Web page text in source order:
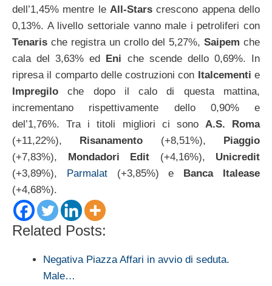
dell’1,45% mentre le All-Stars crescono appena dello
0,13%. A livello settoriale vanno male i petroliferi con
Tenaris che registra un crollo del 5,27%,Saipem che
cala del 3,63% ed
Eni che scende dello 0,69%. In
ripresa il comparto delle costruzioni con Italcementi e
Impregilo che dopo il calo di questa mattina,
incrementano rispettivamente dello 0,90% e
del’1,76%. Tra i titoli migliori ci sono A.S. Roma
(+11,22%),
Risanamento (+8,51%),
Piaggio
(+7,83%),
Mondadori Edit (+4,16%), Unicredit
(+3,89%),
Parmalat(+3,85%) e
Banca Italease
(+4,68%).
Related Posts:
Negativa Piazza Affari in avvio di seduta.
Male…